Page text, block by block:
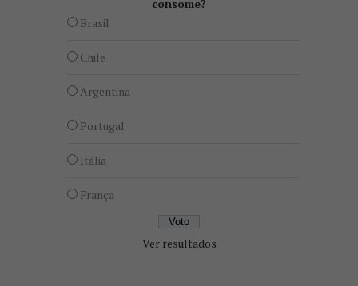
consome?
Brasil
Chile
Argentina
Portugal
Itália
França
Ver resultados